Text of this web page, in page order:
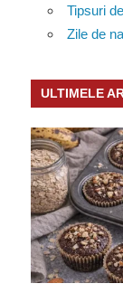
Tipsuri
Zile de
ULTIMELE